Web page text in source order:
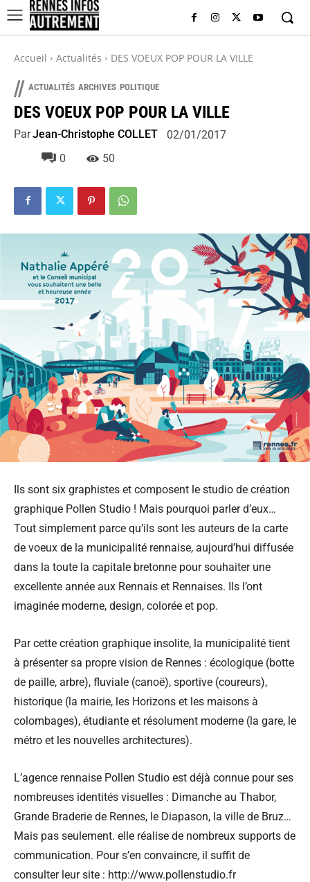
Accueil Actualités DES VOEUX POP POUR LA VILLE
// ACTUALITÉS ARCHIVES POLITIQUE
DES VOEUX POP POUR LA VILLE
ParJean-Christophe COLLET
02/01/2017
0
50
Ils sont six graphistes et composent le studio de création
graphique Pollen Studio ! Mais pourquoi parler d’eux…
Tout simplement parce qu’ils sont les auteurs de la carte
de voeux de la municipalité rennaise, aujourd’hui diffusée
dans la toute la capitale bretonne pour souhaiter une
excellente année aux Rennais et Rennaises. Ils l’ont
imaginée moderne, design, colorée et pop.
Par cette création graphique insolite, la municipalité tient
à présenter sa propre vision de Rennes : écologique (botte
de paille, arbre), fluviale (canoë), sportive (coureurs),
historique (la mairie, les Horizons et les maisons à
colombages), étudiante et résolument moderne (la gare, le
métro et les nouvelles architectures).
L’agence rennaise Pollen Studio est déjà connue pour ses
nombreuses identités visuelles : Dimanche au Thabor,
Grande Braderie de Rennes, le Diapason, la ville de Bruz…
Mais pas seulement. elle réalise de nombreux supports de
communication. Pour s’en convaincre, il suffit de
consulter leur site : http://www.pollenstudio.fr